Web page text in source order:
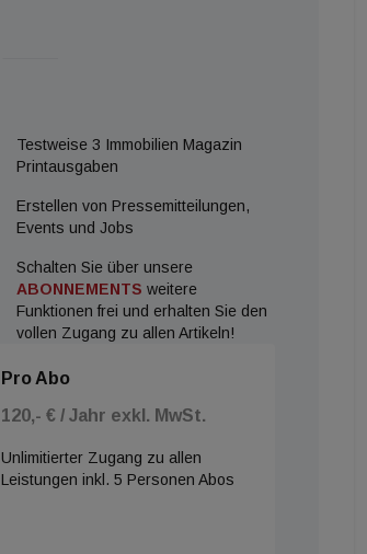
Testweise 3 Immobilien Magazin
Printausgaben
Erstellen von Pressemitteilungen,
Events und Jobs
Schalten Sie über unsere
ABONNEMENTS weitere
Funktionen frei und erhalten Sie den
vollen Zugang zu allen Artikeln!
Pro Abo
120,- € / Jahr exkl. MwSt.
Unlimitierter Zugang zu allen
Leistungen inkl. 5 Personen Abos